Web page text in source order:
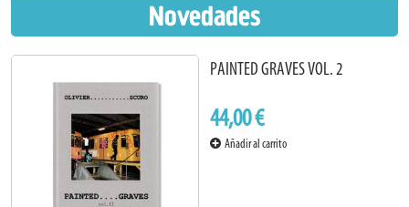
Novedades
PAINTED GRAVES VOL. 2
44,00 €
Añadir al carrito